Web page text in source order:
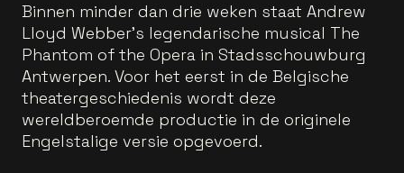
Binnen minder dan drie weken staat Andrew
Lloyd Webber’s legendarische musical The
Phantom of the Opera in Stadsschouwburg
Antwerpen. Voor het eerst in de Belgische
theatergeschiedenis wordt deze
wereldberoemde productie in de originele
Engelstalige versie opgevoerd.